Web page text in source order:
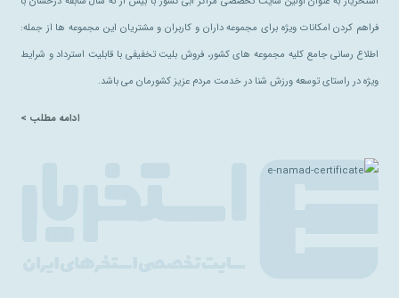
فراهم کردن امکانات ویژه برای مجموعه داران و کاربران و مشتریان این مجموعه ها از جمله:
اطلاع رسانی جامع کلیه مجموعه های کشور، فروش بلیت تخفیفی با قابلیت استرداد و شرایط
ویژه در راستای توسعه ورزش شنا در خدمت مردم عزیز کشورمان می باشد.
ادامه مطلب >